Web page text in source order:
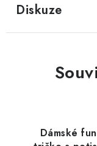
Diskuze
Dámské